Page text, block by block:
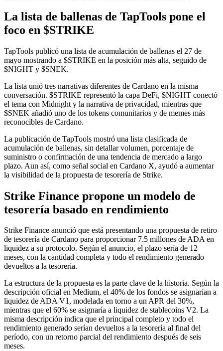
La lista de ballenas de TapTools pone el
foco en $STRIKE
TapTools publicó una lista de acumulación de ballenas el 27 de
mayo mostrando a $STRIKE en la posición más alta, seguido de
$NIGHT y $SNEK.
La lista unió tres narrativas diferentes de Cardano en la misma
conversación. $STRIKE representó la capa DeFi, $NIGHT conectó
el tema con Midnight y la narrativa de privacidad, mientras que
$SNEK añadió uno de los tokens comunitarios y de memes más
reconocibles de Cardano.
La publicación de TapTools mostró una lista clasificada de
acumulación de ballenas, sin detallar volumen, porcentaje de
suministro o confirmación de una tendencia de mercado a largo
plazo. Aun así, como señal social en Cardano X, ayudó a aumentar
la visibilidad de la propuesta de tesorería de Strike.
Strike Finance propone un modelo de
tesorería basado en rendimiento
Strike Finance anunció que está presentando una propuesta de retiro
de tesorería de Cardano para proporcionar 7.5 millones de ADA en
liquidez a su protocolo. Según el anuncio, el plazo sería de 12
meses, con la cantidad completa y todo el rendimiento generado
devueltos a la tesorería.
La estructura de la propuesta es la parte clave de la historia. Según la
descripción oficial en Medium, el 40% de los fondos se asignarían a
liquidez de ADA V1, modelada en torno a un APR del 30%,
mientras que el 60% se asignaría a liquidez de stablecoins V2. La
misma descripción indica que el principal completo y todo el
rendimiento generado serían devueltos a la tesorería al final del
período, con un retorno parcial del rendimiento después de seis
meses.